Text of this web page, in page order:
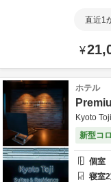
直近1
¥
ホテル
Kyoto
新型コ
個室
寝室2